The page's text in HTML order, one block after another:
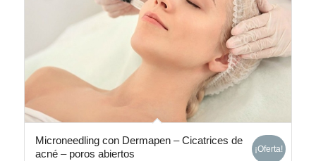
Microneedling con Dermapen – Cicatrices de
acné – poros abiertos
¡Oferta!